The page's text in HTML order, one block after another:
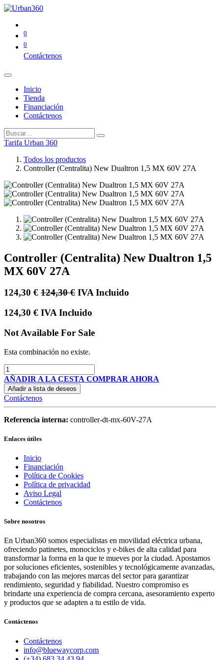
0
0
Contáctenos
Inicio
Tienda
Financiación
Contáctenos
Tarifa Urban 360
Todos los productos
Controller (Centralita) New Dualtron 1,5 MX 60V 27A
Controller (Centralita) New Dualtron 1,5
MX 60V 27A
124,30 € 124,30€ IVA Incluido
124,30 € IVA Incluido
Not Available For Sale
Esta combinación no existe.
AÑADIR A LA CESTA COMPRAR AHORA
Añadir a lista de deseos
Contáctenos
Referencia interna: controller-dt-mx-60V-27A
Enlaces útiles
Inicio
Financiación
Política de Cookies
Política de privacidad
Aviso Legal
Contáctenos
Sobre nosotros
En Urban360 somos especialistas en movilidad eléctrica urbana,
ofreciendo patinetes, monociclos y e-bikes de alta calidad para
transformar la forma en la que te mueves por la ciudad. Apostamos
por soluciones eficientes, sostenibles y tecnológicamente avanzadas,
trabajando con las mejores marcas del sector para garantizar
rendimiento, seguridad y fiabilidad. Nuestro compromiso es
brindarte una experiencia de compra cercana, asesoramiento experto
y productos que se adapten a tu estilo de vida.
Contáctenos
Contáctenos
info@bluewaycorp.com